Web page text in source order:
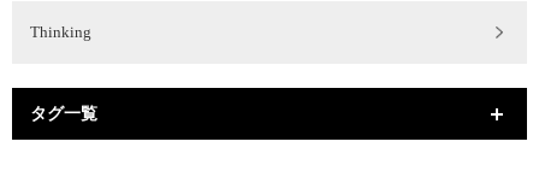
Thinking
タグ一覧